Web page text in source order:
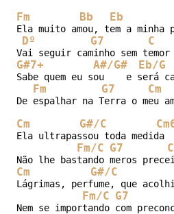
Fm Bb Eb
Ela muito amou, tem a minha
Dº G7 C
Vai seguir caminho sem temor
G#7+ A#/G# Eb/G
Sabe quem eu sou    e será
Fm G7 Cm
De espalhar na Terra o meu
Cm G#/C
Ela ultrapassou toda medida
Fm/C G7
Cm G#/C
Lágrimas, perfume, que
Fm/C G7
Nem se importando com